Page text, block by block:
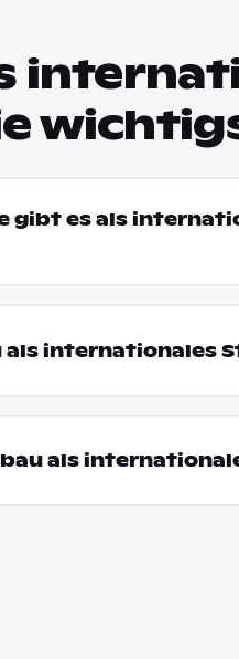
gibt es als
als internationales
als